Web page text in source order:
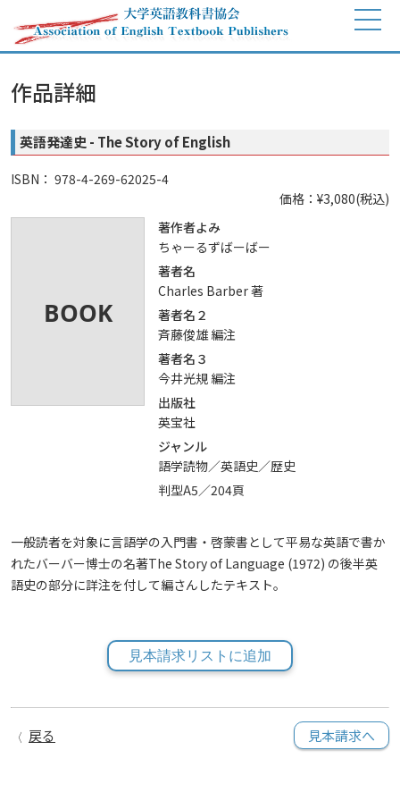
作品詳細
英語発達史 - The Story of English
ISBN： 978-4-269-62025-4
価格：¥3,080(税込)
著作者よみ
ちゃーるずばーばー
著者名
Charles Barber 著
著者名２
斉藤俊雄 編注
著者名３
今井光規 編注
出版社
英宝社
ジャンル
語学読物／英語史／歴史
判型A5／204頁
一般読者を対象に言語学の入門書・啓蒙書として平易な英語で書か
れたバーバー博士の名著The Story of Language (1972) の後半英
語史の部分に詳注を付して編さんしたテキスト。
見本請求リストに追加
戻る 見本請求へ